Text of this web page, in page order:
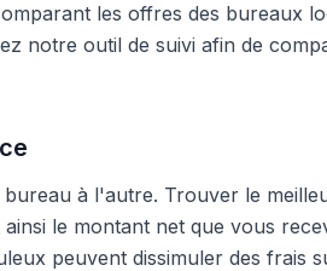
les offres des bureaux
notre outil de suivi afin de
à l'autre. Trouver le
le montant net que vous
peuvent dissimuler des frais